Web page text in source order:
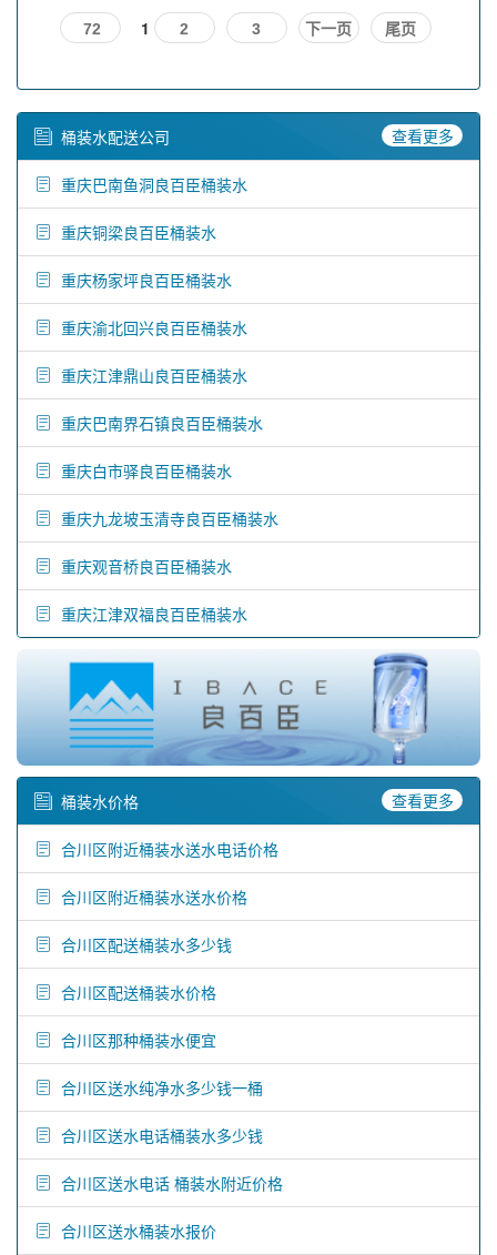
72 1 2 3 下一页 尾页
桶装水配送公司 查看更多
重庆巴南鱼洞良百臣桶装水
重庆铜梁良百臣桶装水
重庆杨家坪良百臣桶装水
重庆渝北回兴良百臣桶装水
重庆江津鼎山良百臣桶装水
重庆巴南界石镇良百臣桶装水
重庆白市驿良百臣桶装水
重庆九龙坡玉清寺良百臣桶装水
重庆观音桥良百臣桶装水
重庆江津双福良百臣桶装水
桶装水价格 查看更多
合川区附近桶装水送水电话价格
合川区附近桶装水送水价格
合川区配送桶装水多少钱
合川区配送桶装水价格
合川区那种桶装水便宜
合川区送水纯净水多少钱一桶
合川区送水电话桶装水多少钱
合川区送水电话 桶装水附近价格
合川区送水桶装水报价